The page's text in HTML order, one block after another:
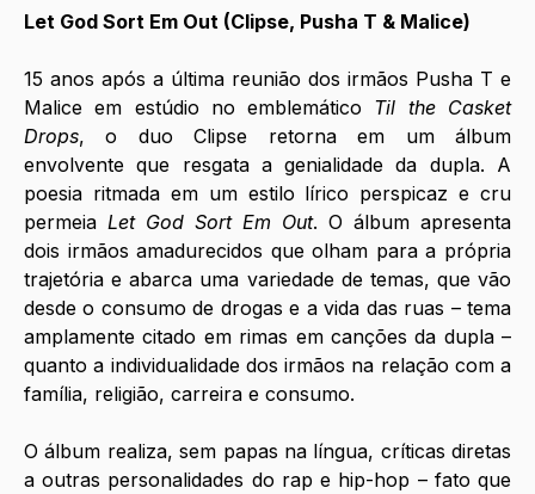
Let God Sort Em Out (Clipse, Pusha T & Malice)
15 anos após a última reunião dos irmãos Pusha T e
Malice em estúdio no emblemático Til the Casket
Drops, o duo Clipse retorna em um álbum
envolvente que resgata a genialidade da dupla. A
poesia ritmada em um estilo lírico perspicaz e cru
permeia Let God Sort Em Out. O álbum apresenta
dois irmãos amadurecidos que olham para a própria
trajetória e abarca uma variedade de temas, que vão
desde o consumo de drogas e a vida das ruas – tema
amplamente citado em rimas em canções da dupla –
quanto a individualidade dos irmãos na relação com a
família, religião, carreira e consumo.
O álbum realiza, sem papas na língua, críticas diretas
a outras personalidades do rap e hip-hop – fato que